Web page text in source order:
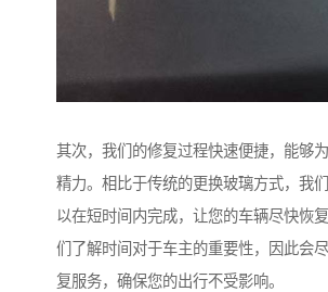
其次，我们的修复过程快速便捷，能够
精力。相比于传统的更换玻璃方式，我
以在短时间内完成，让您的车辆尽快恢
们了解时间对于车主的重要性，因此会
复服务，确保您的出行不受影响。